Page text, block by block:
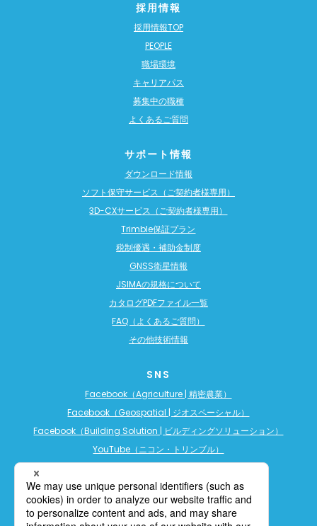
採用情報
採用情報TOP
PEOPLE
職場環境
キャリアパス
募集中の職種
よくあるご質問
サポート情報
ダウンロード情報
ソフト保守サービス（ご契約者様専用）
3D-CXサービス（ご契約者様専用）
Trimble保証プラン
税制優遇・補助金制度
GNSS衛星情報
JSIMAの規格について
カタログPDFファイル一覧
FAQ（よくあるご質問）
その他技術情報
SNS
Facebook（Agriculture | 精密農業）
Facebook（Geospatial | ジオスペーシャル）
Facebook（Building Solution | ビルディングソリューション）
YouTube（ニコン・トリンブル）
YouTube（ビルディングソリューション）
LINE公式アカウント（精密農業）